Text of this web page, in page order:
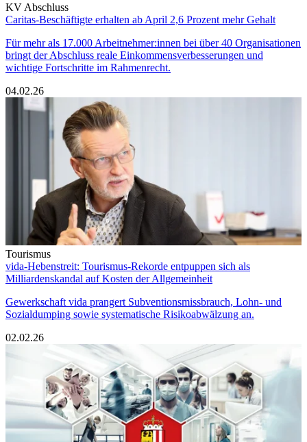
KV Abschluss
Caritas-Beschäftigte erhalten ab April 2,6 Prozent mehr Gehalt
Für mehr als 17.000 Arbeitnehmer:innen bei über 40 Organisationen
bringt der Abschluss reale Einkommensverbesserungen und
wichtige Fortschritte im Rahmenrecht.
04.02.26
Tourismus
vida-Hebenstreit: Tourismus-Rekorde entpuppen sich als
Milliardenskandal auf Kosten der Allgemeinheit
Gewerkschaft vida prangert Subventionsmissbrauch, Lohn- und
Sozialdumping sowie systematische Risikoabwälzung an.
02.02.26